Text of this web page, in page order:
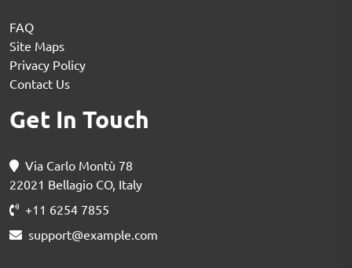
FAQ
Site Maps
Privacy Policy
Contact Us
Get In Touch
Via Carlo Montù 78
22021 Bellagio CO, Italy
+11 6254 7855
support@example.com